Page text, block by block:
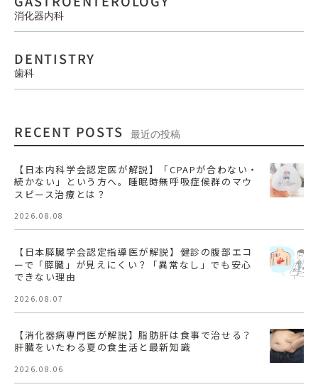
消化器内科
DENTISTRY
歯科
RECENT POSTS 最近の投稿
【日本内科学会認定医が解説】「CPAPが合わない・
続かない」という方へ。睡眠時無呼吸症候群のマウ
スピース治療とは？
2026.08.08
【日本膵臓学会認定指導医が解説】健診の腹部エコ
ーで「膵臓」が見えにくい？「異常なし」でも安心
できない理由
2026.08.07
【消化器病専門医が解説】脂肪肝は食事で治せる？
肝臓をいたわる夏の食生活と最新知識
2026.08.06